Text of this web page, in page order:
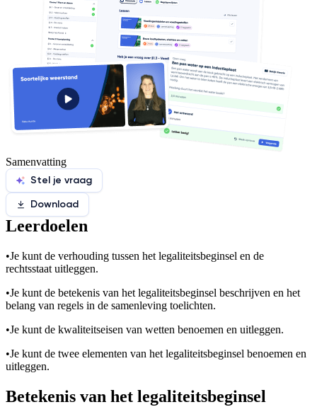
Samenvatting
Stel je vraag
Download
Leerdoelen
•Je kunt de verhouding tussen het legaliteitsbeginsel en de
rechtsstaat uitleggen.
•Je kunt de betekenis van het legaliteitsbeginsel beschrijven en het
belang van regels in de samenleving toelichten.
•Je kunt de kwaliteitseisen van wetten benoemen en uitleggen.
•Je kunt de twee elementen van het legaliteitsbeginsel benoemen en
uitleggen.
Betekenis van het legaliteitsbeginsel